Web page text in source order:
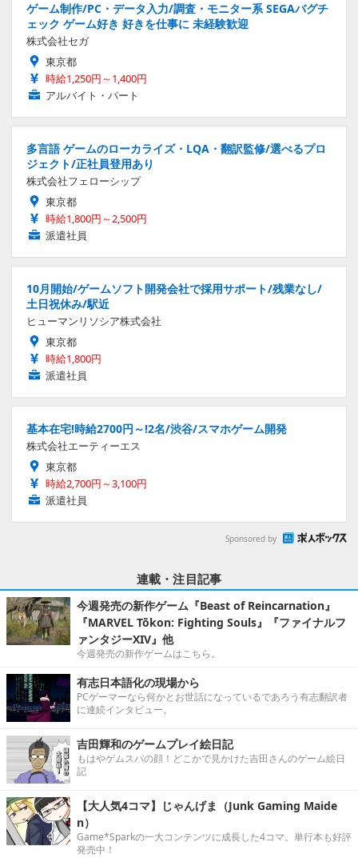
ゲーム制作/PC・データ入力/調査・モニター系 SEGAバグチ
ェック ゲーム好き 好きを仕事に 未経験歓迎
株式会社セガ
東京都
時給1,250円～1,400円
アルバイト・パート
多言語 ゲームのローカライズ・LQA・翻訳監修/選べるプロ
ジェクト/正社員登用あり
株式会社フェローシップ
東京都
時給1,800円～2,500円
派遣社員
10月開始/ゲームソフト開発会社で採用サポート/残業なし/
土日祝休み/駅近
ヒューマンリソシア株式会社
東京都
時給1,800円
派遣社員
基本在宅!時給2700円～!2名/渋谷/スマホゲーム開発
株式会社エーティーエス
東京都
時給2,700円～3,100円
派遣社員
Sponsored by
連載・注目記事
今週発売の新作ゲーム『Beast of Reincarnation』
『MARVEL Tōkon: Fighting Souls』『ファイナルフ
ァンタジーXIV』他
今週発売の新作ゲームはこちら。
有志日本語化の現場から
PCゲーマーなら何かとお世話になっているであろう有志翻訳者
に連続インタビュー。
吉田輝和のゲームプレイ絵日記
もはやゲムスパの顔！どこかで見かけた吉田さんのゲーム絵日
記
【大人気4コマ】じゃんげま（Junk Gaming Maide
n）
Game*Sparkの一大コンテンツに成長した4コマ。単行本も好評
発売中！